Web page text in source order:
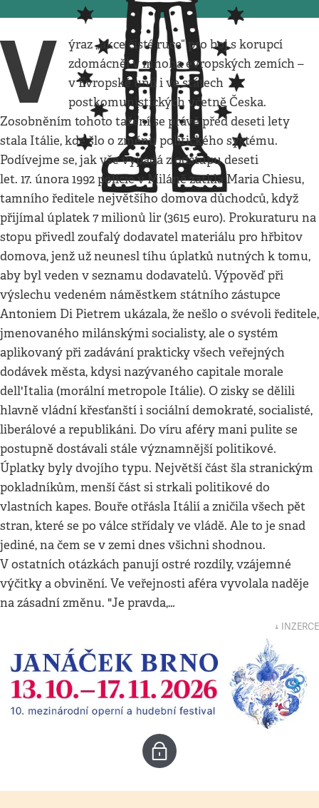
V
ýraz „akce čisté ruce“ pro boj s korupcí
zdomácněl v mnoha evropských zemích –
v Evropské unii i ve státech
postkomunistických včetně Česka.
Zosobněním tohoto tažení se právě před deseti lety
stala Itálie, kde šlo o změnu politického systému.
Podívejme se, jak vše vypadá z odstupu deseti
let. 17. února 1992 policie v Miláně zatkla Maria Chiesu,
tamního ředitele největšího domova důchodců, když
přijímal úplatek 7 milionů lir (3615 euro). Prokuraturu na
stopu přivedl zoufalý dodavatel materiálu pro hřbitov
domova, jenž už neunesl tíhu úplatků nutných k tomu,
aby byl veden v seznamu dodavatelů. Výpověď při
výslechu vedeném náměstkem státního zástupce
Antoniem Di Pietrem ukázala, že nešlo o svévoli ředitele,
jmenovaného milánskými socialisty, ale o systém
aplikovaný při zadávání prakticky všech veřejných
dodávek města, kdysi nazývaného capitale morale
dell'Italia (morální metropole Itálie). O zisky se dělili
hlavně vládní křesťanští i sociální demokraté, socialisté,
liberálové a republikáni. Do víru aféry mani pulite se
postupně dostávali stále významnější politikové.
Úplatky byly dvojího typu. Největší část šla stranickým
pokladníkům, menší část si strkali politikové do
vlastních kapes. Bouře otřásla Itálií a zničila všech pět
stran, které se po válce střídaly ve vládě. Ale to je snad
jediné, na čem se v zemi dnes všichni shodnou.
V ostatních otázkách panují ostré rozdíly, vzájemné
výčitky a obvinění. Ve veřejnosti aféra vyvolala naděje
na zásadní změnu. "Je pravda,…
↓ INZERCE